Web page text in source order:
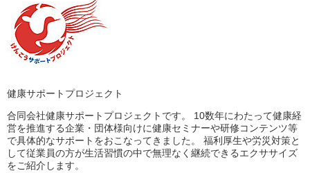
健康サポートプロジェクト
合同会社健康サポートプロジェクトです。 10数年にわたって健康経
営を推進する企業・団体様向けに健康セミナーや研修コンテンツ等
で具体的なサポートをおこなってきました。 福利厚生や労災対策と
して従業員の方が生活習慣の中で無理なく継続できるエクササイズ
をご紹介します。